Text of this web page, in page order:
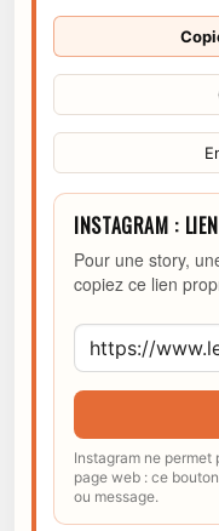
INSTAGRAM :
Pour une story,
copiez ce lien
Instagram ne permet
page web : ce
ou message.